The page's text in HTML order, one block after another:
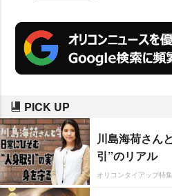
ダイビングロマンを繰り
PICK UP
川島海荷さん
引”のリアル
オリコンタイアップ特集